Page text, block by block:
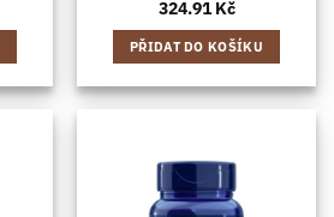
324.91Kč
PŘIDAT DO KOŠÍKU